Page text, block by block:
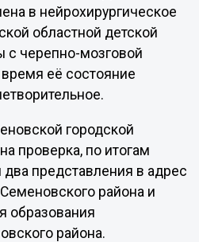
в нейрохирургическое
областной детской
с черепно-мозговой
её состояние
городской
проверка, по итогам
представления в адрес
района и
образования
района.